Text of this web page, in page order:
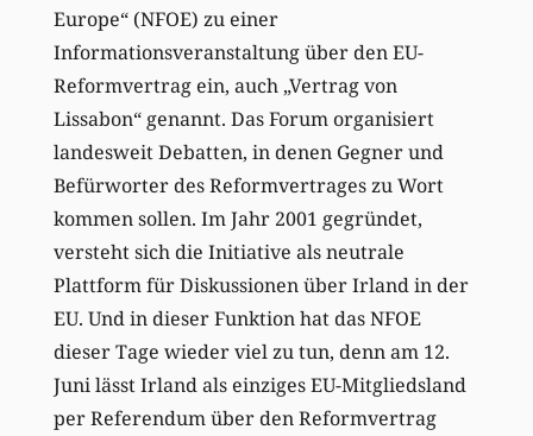
Europe“ (NFOE) zu einer
Informationsveranstaltung über den EU-
Reformvertrag ein, auch „Vertrag von
Lissabon“ genannt. Das Forum organisiert
landesweit Debatten, in denen Gegner und
Befürworter des Reformvertrages zu Wort
kommen sollen. Im Jahr 2001 gegründet,
versteht sich die Initiative als neutrale
Plattform für Diskussionen über Irland in der
EU. Und in dieser Funktion hat das NFOE
dieser Tage wieder viel zu tun, denn am 12.
Juni lässt Irland als einziges EU-Mitgliedsland
per Referendum über den Reformvertrag